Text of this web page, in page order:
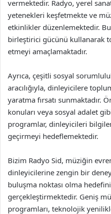
vermektedir. Radyo, yerel
yetenekleri keşfetmekte ve
etkinlikler düzenlemektedir.
birleştirici gücünü kullanarak
etmeyi amaçlamaktadır.
Ayrıca, çeşitli sosyal
aracılığıyla, dinleyicilere
yaratma fırsatı sunmaktadır.
konuları veya sosyal adalet
programlar, dinleyicileri
geçirmeyi hedeflemektedir.
Bizim Radyo Sid, müziğin
dinleyicilerine zengin bir
buluşma noktası olma
gerçekleştirmektedir. Geniş
programları, teknolojik